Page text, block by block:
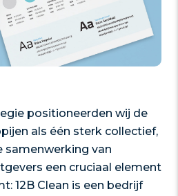
positioneerden wij de
als één sterk collectief,
samenwerking van
een cruciaal element
12B Clean is een bedrijf